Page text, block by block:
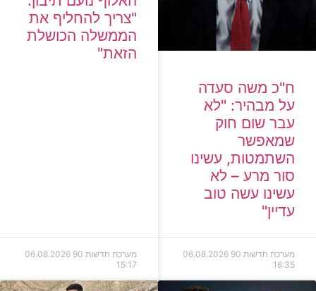
ח"כ משה סעדה
על מבהיר: "לא
עבר שום חוק
שמאפשר
השתמטות, עשינו
סור מרע – לא
עשינו עשה טוב
עדיין"
מערכת חדשות 90
06.08.2026
16:35
"צריך להחליף את
הממשלה הכושלת
הזאת"
מערכת חדשות 90
06.08.2026
15:17